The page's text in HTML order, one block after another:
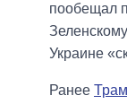
пообещал
Украине
Ранее